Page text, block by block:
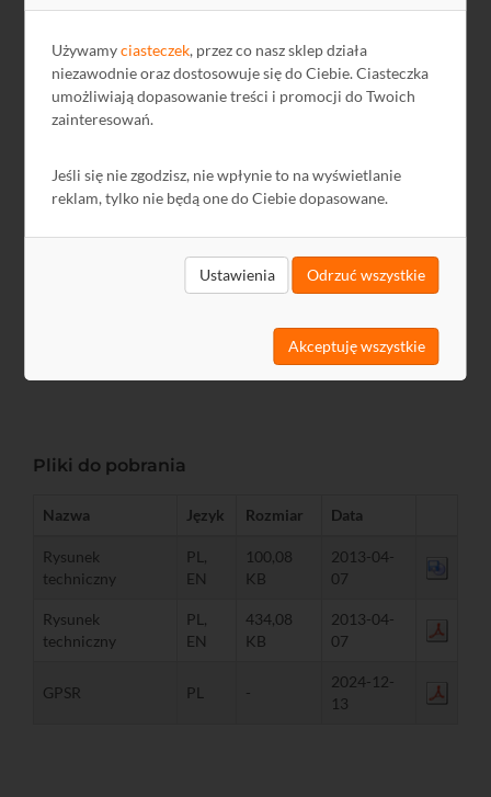
Używamyciasteczek, przez co nasz sklep działa
niezawodnie oraz dostosowuje się do Ciebie. Ciasteczka
umożliwiają dopasowanie treści i promocji do Twoich
zainteresowań.
Jeśli się nie zgodzisz, nie wpłynie to na wyświetlanie
reklam, tylko nie będą one do Ciebie dopasowane.
Ustawienia Odrzuć wszystkie
Akceptuję wszystkie
Test okablowania TAK
Aktualizacja firmware
Certyfikaty CE, FCC. RoHS
Zasilanie AC 100-240V 50-60Hz
440x180x44 (uchwyty do
Metalowa
Pliki do pobrania
Nazwa Język Rozmiar Data
Rysunek
techniczny
PL,
EN
100,08
KB
2013-04-
07
Rysunek
techniczny
PL,
EN
434,08
KB
2013-04-
07
GPSR PL -
2024-12-
13